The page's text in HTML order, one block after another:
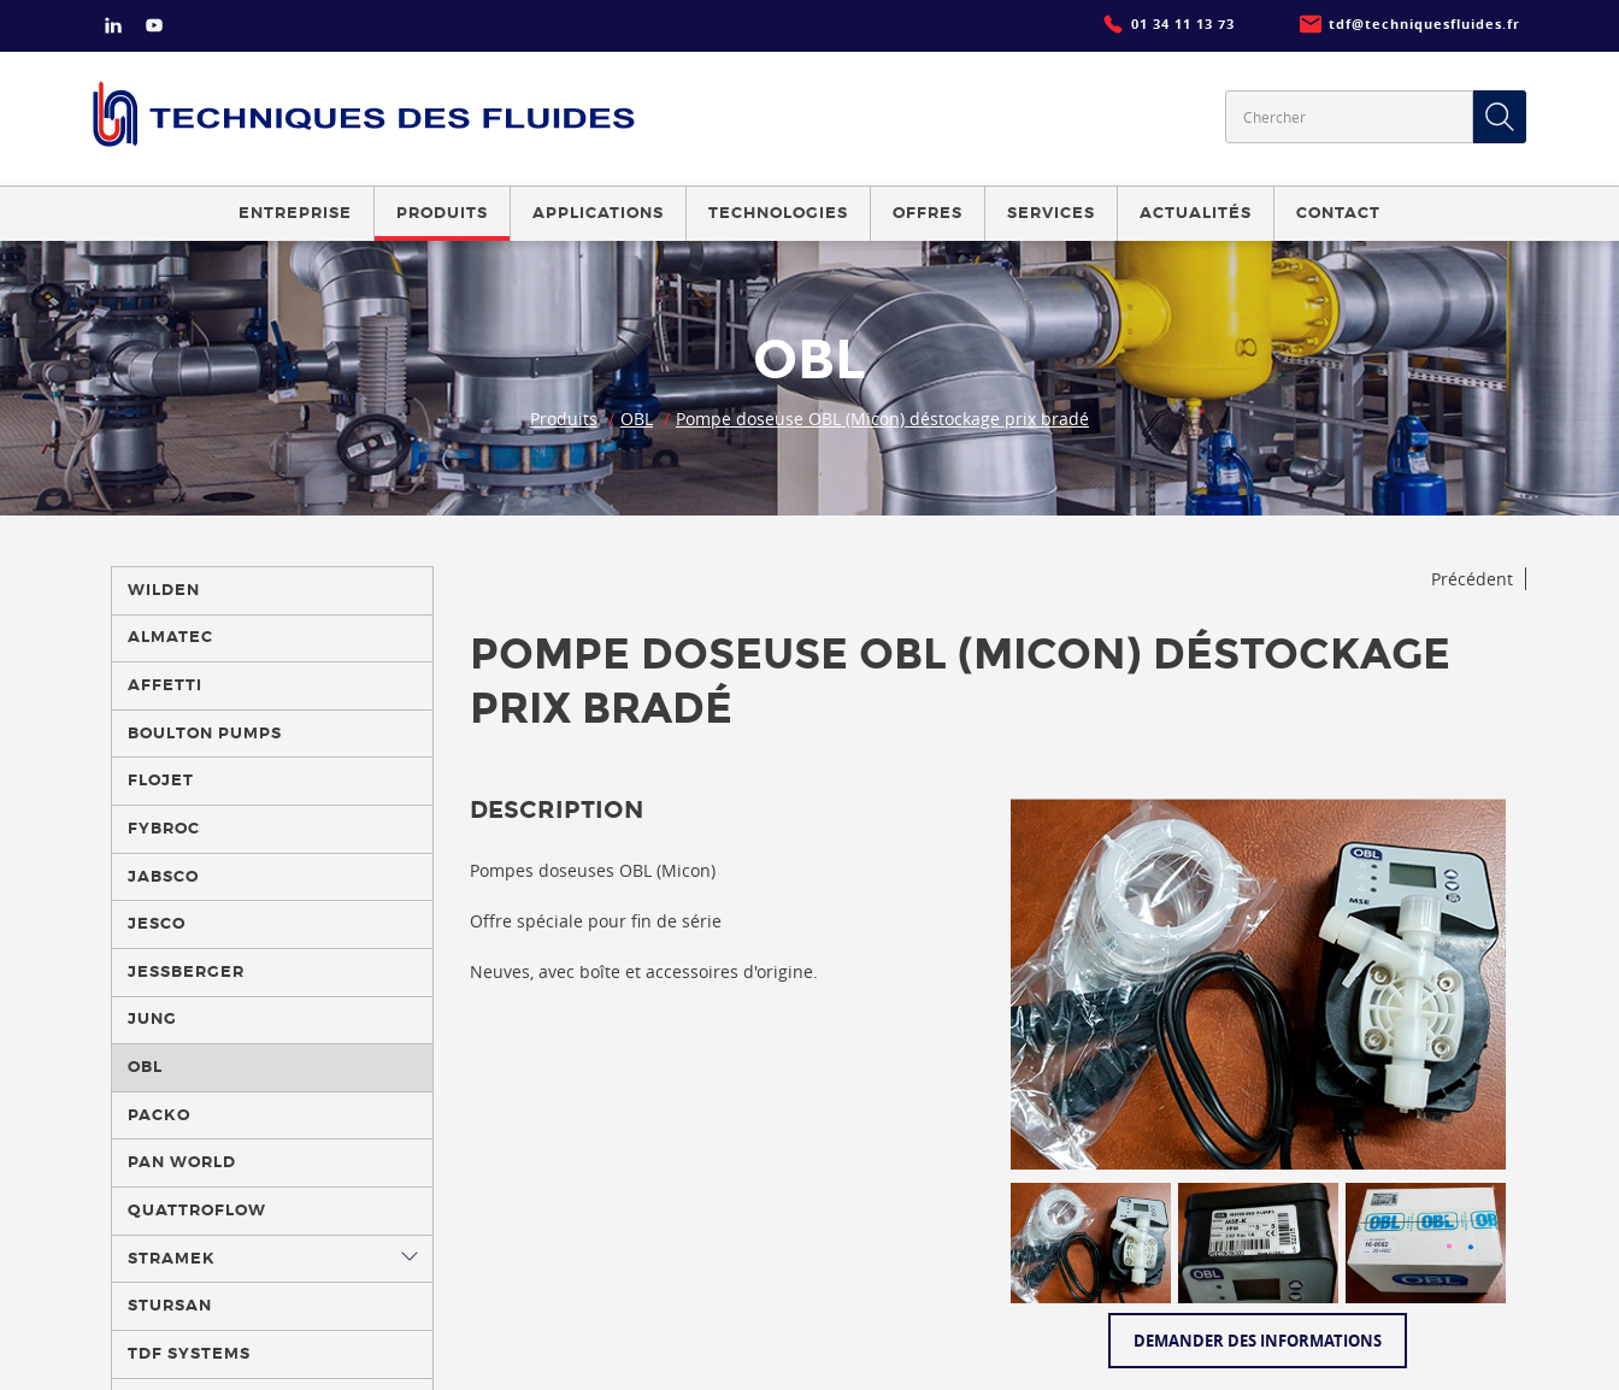
01 34 11 13 73 tdf@techniquesfluides.fr
ENTREPRISE PRODUITS APPLICATIONS TECHNOLOGIES OFFRES SERVICES ACTUALITÉS CONTACT
OBL
Produits OBL Pompe doseuse OBL (Micon) déstockage prix bradé
WILDEN
ALMATEC
AFFETTI
BOULTON PUMPS
FLOJET
FYBROC
JABSCO
JESCO
JESSBERGER
JUNG
OBL
PACKO
PAN WORLD
QUATTROFLOW
STRAMEK
STURSAN
TDF SYSTEMS
Précédent
POMPE DOSEUSE OBL (MICON) DÉSTOCKAGE
PRIX BRADÉ
DEMANDER DES INFORMATIONS
DESCRIPTION
Pompes doseuses OBL (Micon)
Offre spéciale pour fin de série
Neuves, avec boîte et accessoires d'origine.